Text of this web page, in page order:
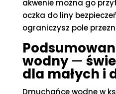
akwenie można go
oczka do liny
ograniczysz pole
wodny—
dla małych i
Dmuchańce wodne w